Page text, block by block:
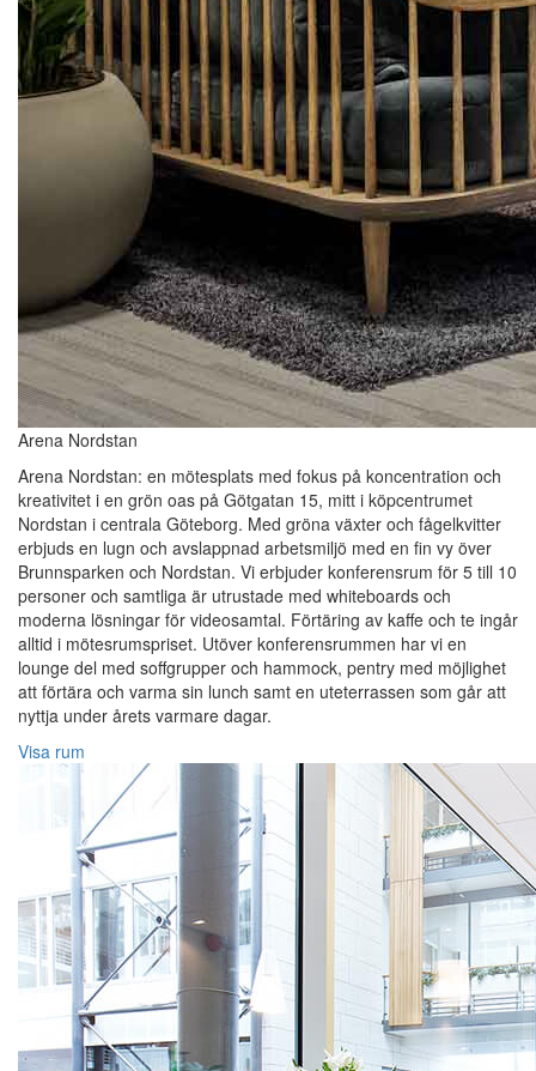
Arena Nordstan
Arena Nordstan: en mötesplats med fokus på koncentration och
kreativitet i en grön oas på Götgatan 15, mitt i köpcentrumet
Nordstan i centrala Göteborg. Med gröna växter och fågelkvitter
erbjuds en lugn och avslappnad arbetsmiljö med en fin vy över
Brunnsparken och Nordstan. Vi erbjuder konferensrum för 5 till 10
personer och samtliga är utrustade med whiteboards och
moderna lösningar för videosamtal. Förtäring av kaffe och te ingår
alltid i mötesrumspriset. Utöver konferensrummen har vi en
lounge del med soffgrupper och hammock, pentry med möjlighet
att förtära och varma sin lunch samt en uteterrassen som går att
nyttja under årets varmare dagar.
Visa rum